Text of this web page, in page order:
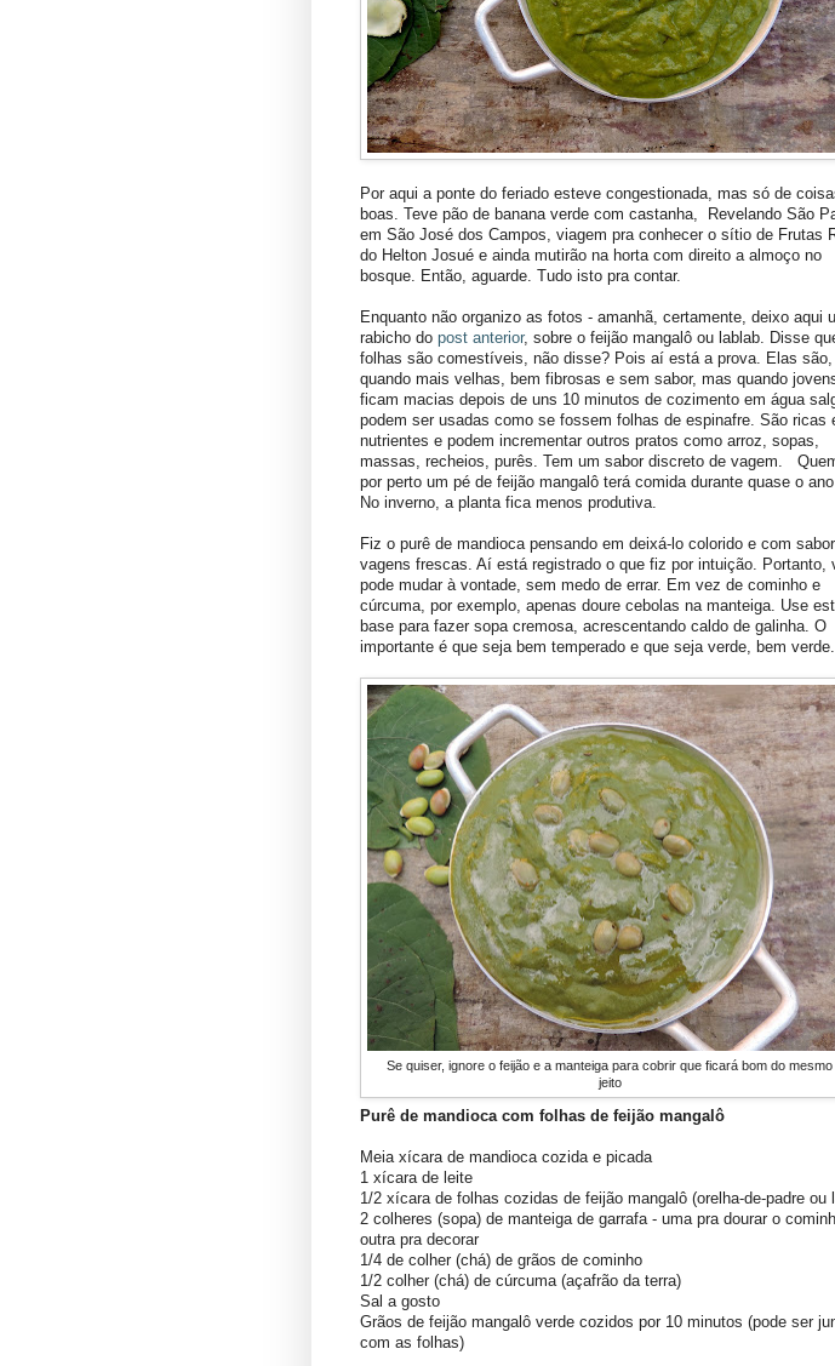
Por aqui a ponte do feriado esteve congestionada, mas só de
boas. Teve pão de banana verde com castanha, Revelando São
em São José dos Campos, viagem pra conhecer o sítio de Frutas
do Helton Josué e ainda mutirão na horta com direito a almoço no
bosque. Então, aguarde. Tudo isto pra contar.
Enquanto não organizo as fotos - amanhã, certamente, deixo aqui
rabicho do post anterior, sobre o feijão mangalô ou lablab. Disse
folhas são comestíveis, não disse? Pois aí está a prova. Elas são,
quando mais velhas, bem fibrosas e sem sabor, mas quando
ficam macias depois de uns 10 minutos de cozimento em água
podem ser usadas como se fossem folhas de espinafre. São ricas
nutrientes e podem incrementar outros pratos como arroz, sopas,
massas, recheios, purês. Tem um sabor discreto de vagem.
por perto um pé de feijão mangalô terá comida durante quase o ano
No inverno, a planta fica menos produtiva.
Fiz o purê de mandioca pensando em deixá-lo colorido e com
vagens frescas. Aí está registrado o que fiz por intuição. Portanto,
pode mudar à vontade, sem medo de errar. Em vez de cominho e
cúrcuma, por exemplo, apenas doure cebolas na manteiga. Use
base para fazer sopa cremosa, acrescentando caldo de galinha. O
importante é que seja bem temperado e que seja verde, bem
Se quiser, ignore o feijão e a manteiga para cobrir que ficará bom do mesmo
jeito
Purê de mandioca com folhas de feijão mangalô
Meia xícara de mandioca cozida e picada
1 xícara de leite
1/2 xícara de folhas cozidas de feijão mangalô (orelha-de-padre ou
2 colheres (sopa) de manteiga de garrafa - uma pra dourar o
outra pra decorar
1/4 de colher (chá) de grãos de cominho
1/2 colher (chá) de cúrcuma (açafrão da terra)
Sal a gosto
Grãos de feijão mangalô verde cozidos por 10 minutos (pode ser
com as folhas)